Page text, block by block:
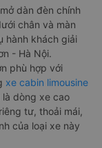
dàn đèn chính
chân và màn
hành khách giải
- Hà Nội.
phù hợp với
xe cabin limousine
là dòng xe cao
tư, thoải mái,
của loại xe này